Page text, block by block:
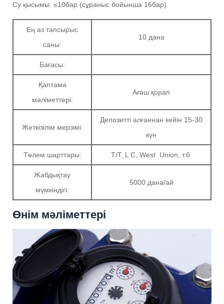
Су қысымы: ≤10бар (сұраныс бойынша 16бар)
Ең аз тапсырыс
саны:
10 дана
Бағасы:
Қаптама
мәліметтері:
Ағаш қорап
Жеткізілім мерзімі:
Депозитті алғаннан кейін 15-30
күн
Төлем шарттары: T/T, L C, West Union, т.б.
Жабдықтау
мүмкіндігі:
5000 дана/ай
Өнім мәліметтері